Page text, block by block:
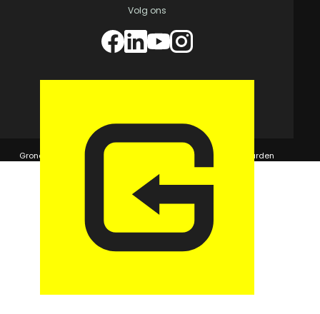
Volg ons
© 2026 GaragePark.
Grondposities
365Beheer & GaragePark Algemene voorwaarden